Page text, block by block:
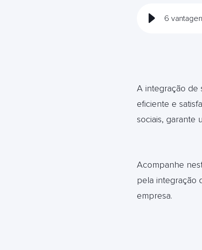
6
A integração de
eficiente e
sociais, garante
Acompanhe
pela integração
empresa.